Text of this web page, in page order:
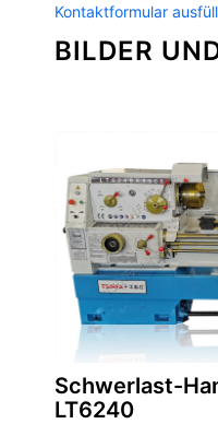
Kontaktformular
BILDER
Schwerlast-
LT6240